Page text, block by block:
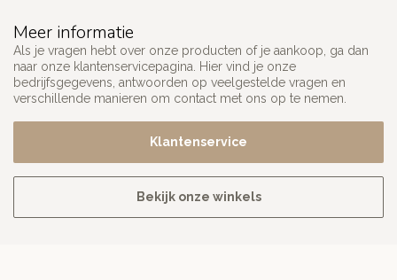
Meer informatie
Als je vragen hebt over onze producten of je aankoop, ga dan
naar onze klantenservicepagina. Hier vind je onze
bedrijfsgegevens, antwoorden op veelgestelde vragen en
verschillende manieren om contact met ons op te nemen.
Klantenservice
Bekijk onze winkels